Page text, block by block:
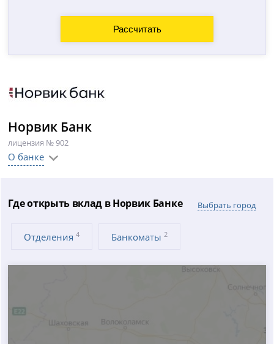
Норвик Банк
лицензия № 902
О банке
Где открыть вклад в Норвик Банке Выбрать город
Отделения4 Банкоматы2